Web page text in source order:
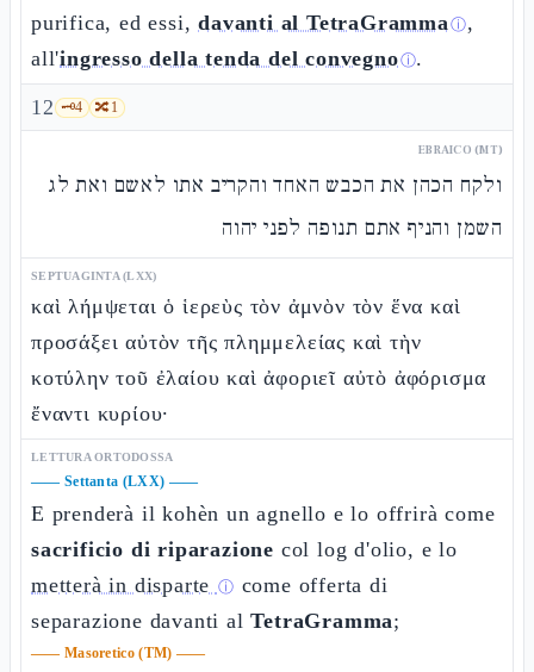
purifica, ed essi,davanti al TetraGrammaⓘ,
all'ingresso della tenda del convegnoⓘ.
12 🗝️4 🔀1
EBRAICO (MT)
ולקח הכהן את הכבש האחד והקריב אתו לאשם ואת לג
השמן והניף אתם תנופה לפני יהוה
SEPTUAGINTA (LXX)
καὶ λήμψεται ὁ ἱερεὺς τὸν ἀμνὸν τὸν ἕνα καὶ
προσάξει αὐτὸν τῆς πλημμελείας καὶ τὴν
κοτύλην τοῦ ἐλαίου καὶ ἀφοριεῖ αὐτὸ ἀφόρισμα
ἔναντι κυρίου·
LETTURA ORTODOSSA
—— Settanta (LXX) ——
E prenderà il kohèn un agnello e lo offrirà come
sacrificio di riparazione col log d'olio, e lo
metterà in disparte ⓘ come offerta di
separazione davanti alTetraGramma;
—— Masoretico (TM) ——